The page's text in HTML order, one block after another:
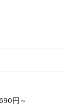
るので初心者も
かす経験者も活躍
や医療処置を中
医療機関との
円～